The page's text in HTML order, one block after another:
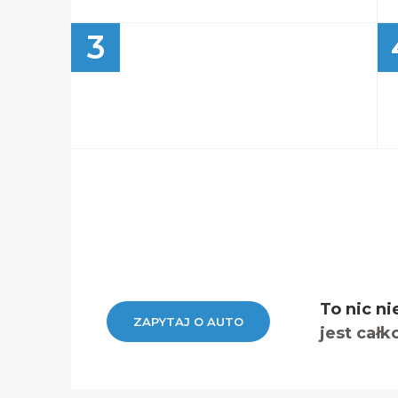
3
ZAPYTAJ O AUTO
To nic
jest